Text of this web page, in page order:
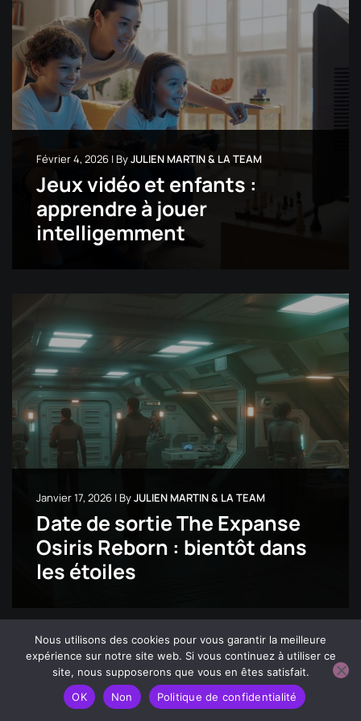
Février 4, 2026 |ByJULIEN MARTIN & LA TEAM
Jeux vidéo et enfants :
apprendre à jouer
intelligemment
Janvier 17, 2026 | ByJULIEN MARTIN & LA TEAM
Date de sortie The Expanse
Osiris Reborn : bientôt dans
les étoiles
Nous utilisons des cookies pour vous garantir la meilleure
expérience sur notre site web. Si vous continuez à utiliser ce
site, nous supposerons que vous en êtes satisfait.
OK
Non Politique de confidentialité